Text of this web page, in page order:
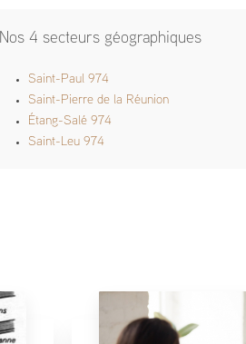
Nos 4 secteurs géographiques
Saint-Paul 974
Saint-Pierre de la Réunion
Étang-Salé 974
Saint-Leu 974